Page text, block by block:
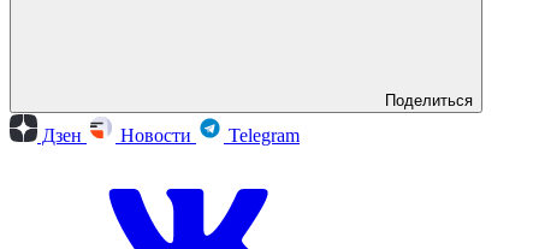
Поделиться
Дзен Новости Telegram